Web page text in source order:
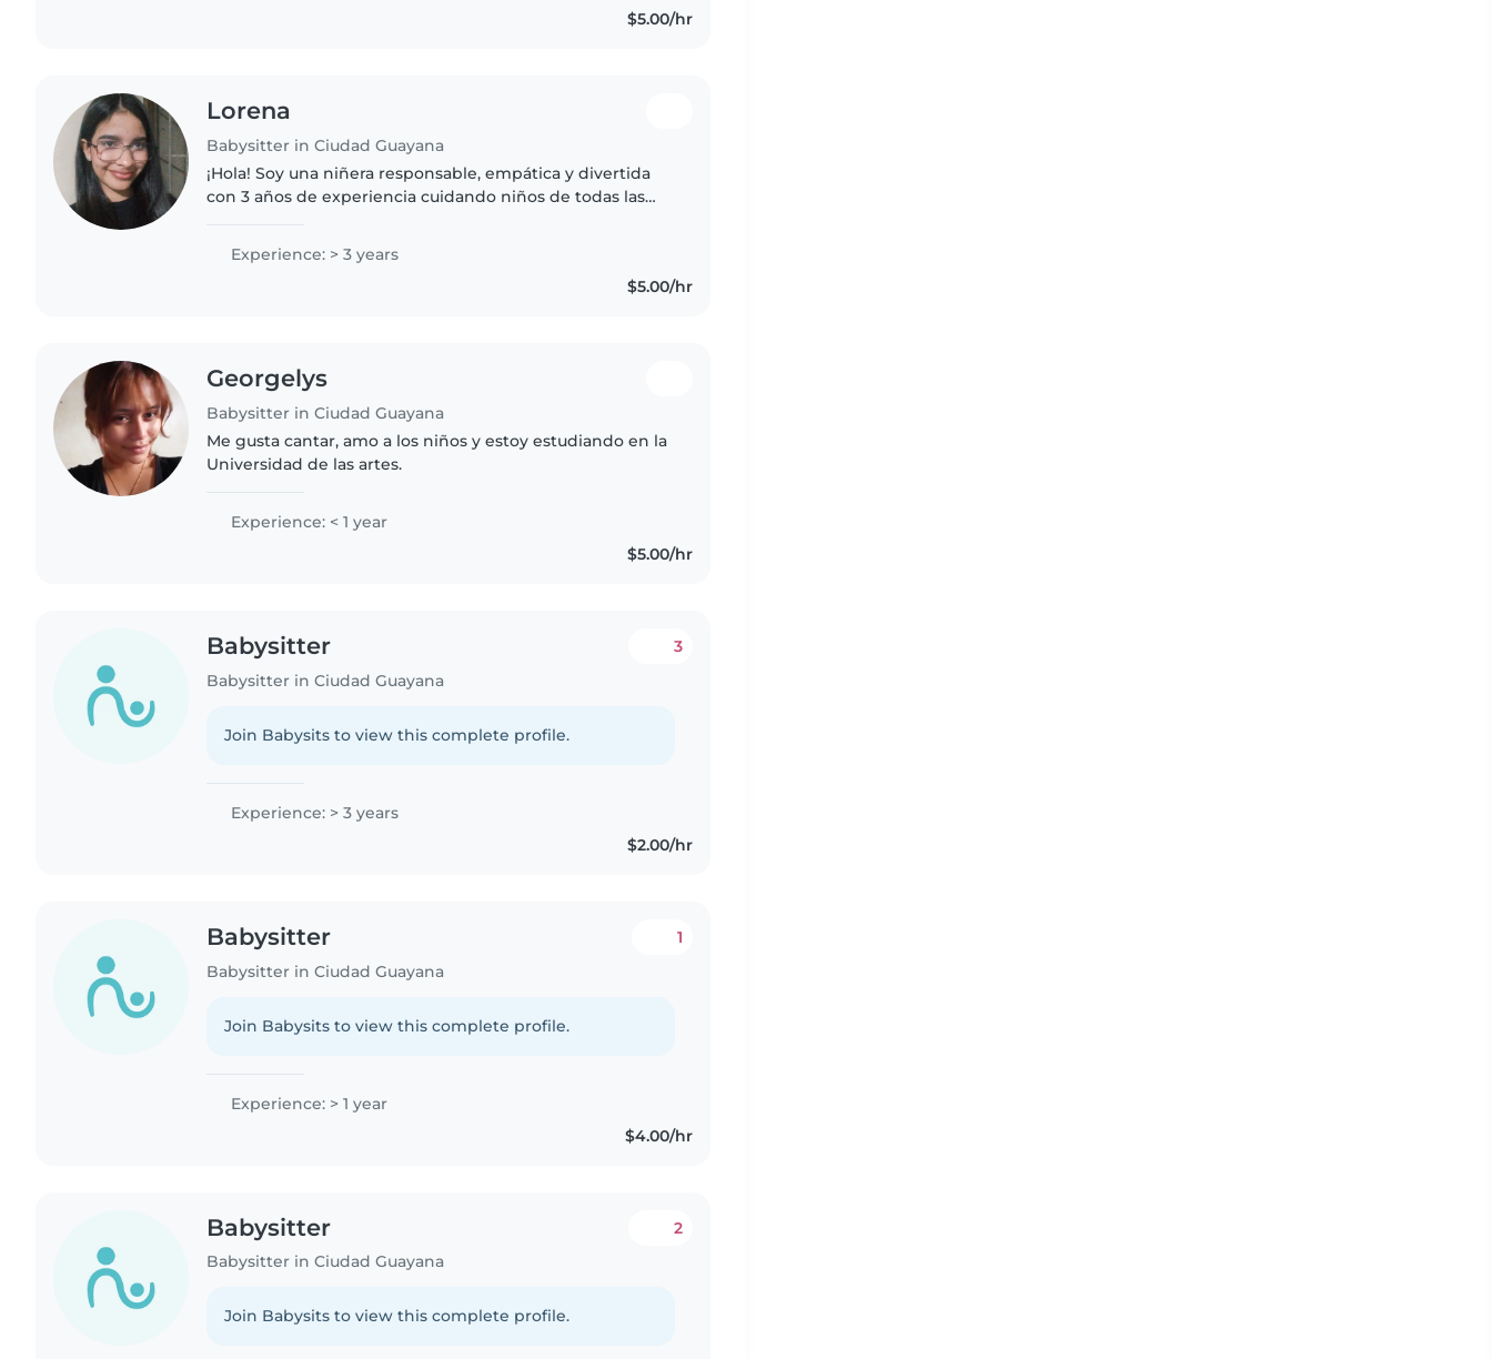
$5.00/hr
Lorena
Babysitter in Ciudad Guayana
¡Hola! Soy una niñera responsable, empática y divertida
con 3 años de experiencia cuidando niños de todas las
manualidades y tocar música...
Experience: > 3 years
$5.00/hr
Georgelys
Babysitter in Ciudad Guayana
Me gusta cantar, amo a los niños y estoy estudiando en la
Universidad de las artes.
Experience: < 1 year
$5.00/hr
Babysitter
Babysitter in Ciudad Guayana
3
Join Babysits to view this complete profile.
Experience: > 3 years
$2.00/hr
Babysitter
Babysitter in Ciudad Guayana
1
Join Babysits to view this complete profile.
Experience: > 1 year
$4.00/hr
Babysitter
Babysitter in Ciudad Guayana
2
Join Babysits to view this complete profile.